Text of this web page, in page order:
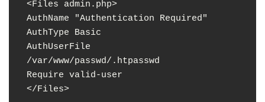
<Files admin.php>
AuthName "Authentication Required"
AuthType Basic
AuthUserFile
/var/www/passwd/.htpasswd
Require valid-user
</Files>